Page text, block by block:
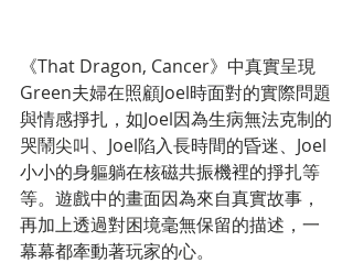
《That Dragon, Cancer》中真實呈現
Green夫婦在照顧Joel時面對的實際問題
與情感掙扎，如Joel因為生病無法克制的
哭鬧尖叫、Joel陷入長時間的昏迷、Joel
小小的身軀躺在核磁共振機裡的掙扎等
等。遊戲中的畫面因為來自真實故事，
再加上透過對困境毫無保留的描述，一
幕幕都牽動著玩家的心。